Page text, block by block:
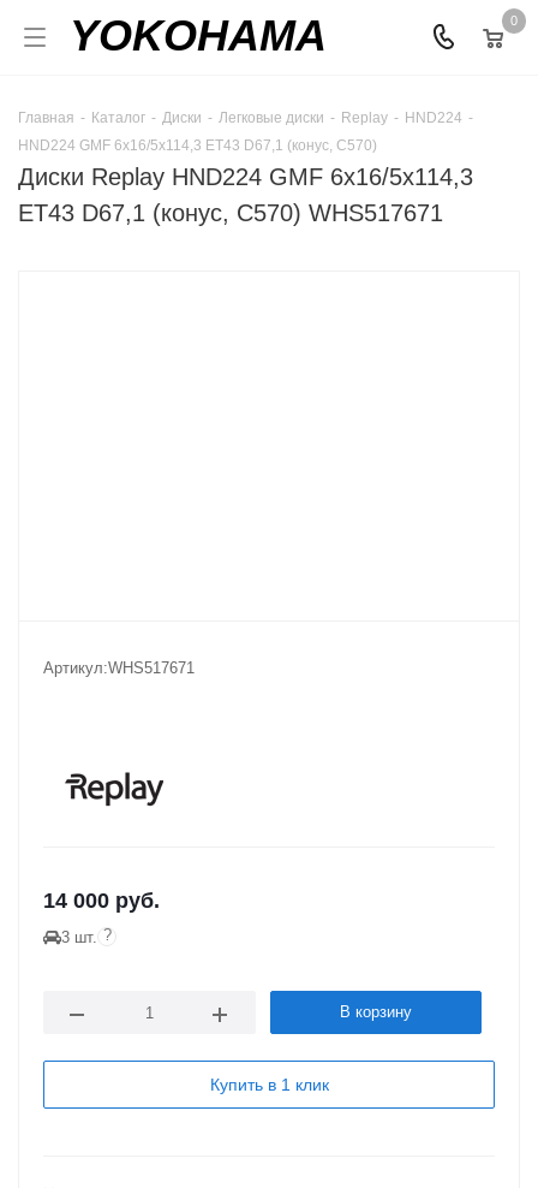
YOKOHAMA 0
Главная - Каталог - Диски - Легковые диски - Replay - HND224 -
HND224 GMF 6x16/5x114,3 ET43 D67,1 (конус, C570)
Диски Replay HND224 GMF 6x16/5x114,3
ET43 D67,1 (конус, C570) WHS517671
Артикул:WHS517671
14 000 руб.
3 шт. ?
В корзину
Купить в 1 клик